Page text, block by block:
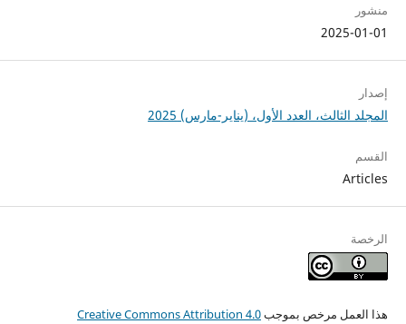
منشور
2025-01-01
إصدار
المجلد الثالث، العدد الأول، (يناير-مارس) 2025
القسم
Articles
الرخصة
هذا العمل مرخص بموجبCreative Commons Attribution 4.0